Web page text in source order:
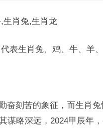
生肖兔,生肖龙
表生肖兔、鸡、牛、羊
奋刻苦的象征，而生肖
谋略深远，2024甲辰年